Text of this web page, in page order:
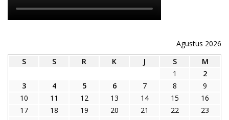
Agustus 2026
S
S R K J S
M
1
2
3
4 5 6 7 8
9
10
11 12 13 14 15
16
17
18 19 20 21 22
23